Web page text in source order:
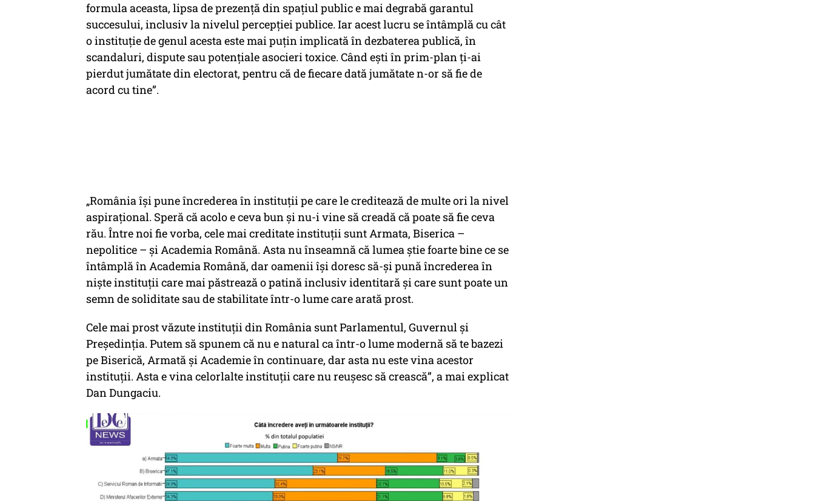
formula aceasta, lipsa de prezenţă din spaţiul public e mai degrabă garantul
succesului, inclusiv la nivelul percepţiei publice. Iar acest lucru se întâmplă cu cât
o instituţie de genul acesta este mai puţin implicată în dezbaterea publică, în
scandaluri, dispute sau potenţiale asocieri toxice. Când eşti în prim-plan ţi-ai
pierdut jumătate din electorat, pentru că de fiecare dată jumătate n-or să fie de
acord cu tine”.
„România îşi pune încrederea în instituţii pe care le creditează de multe ori la nivel
aspiraţional. Speră că acolo e ceva bun şi nu-i vine să creadă că poate să fie ceva
rău. Între noi fie vorba, cele mai creditate instituţii sunt Armata, Biserica –
nepolitice – şi Academia Română. Asta nu înseamnă că lumea ştie foarte bine ce se
întâmplă în Academia Română, dar oamenii îşi doresc să-şi pună încrederea în
nişte instituţii care mai păstrează o patină inclusiv identitară şi care sunt poate un
semn de soliditate sau de stabilitate într-o lume care arată prost.
Cele mai prost văzute instituţii din România sunt Parlamentul, Guvernul şi
Preşedinţia. Putem să spunem că nu e natural ca într-o lume modernă să te bazezi
pe Biserică, Armată şi Academie în continuare, dar asta nu este vina acestor
instituţii. Asta e vina celorlalte instituţii care nu reuşesc să crească”, a mai explicat
Dan Dungaciu.